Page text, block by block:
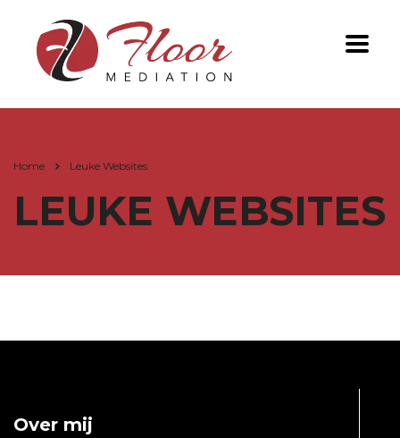
Home Leuke Websites
LEUKE WEBSITES
Over mij